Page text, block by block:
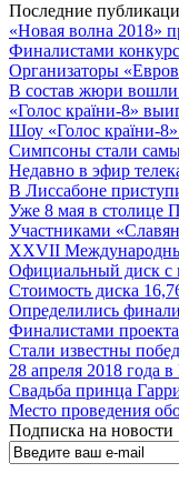
Последние
«Новая волна 2018»
Финалистами
Организаторы
В состав жюри вошли
«Голос країни-8»
Шоу «Голос країни-
Симпсоны стали
Недавно в эфир
В Лиссабоне
Уже 8 мая в столице
Участниками
XXVII
Официальный диск с
Стоимость диска
Определились
Финалистами
Стали известны
28 апреля 2018 года
Свадьба принца
Место проведения
Подписка на новости